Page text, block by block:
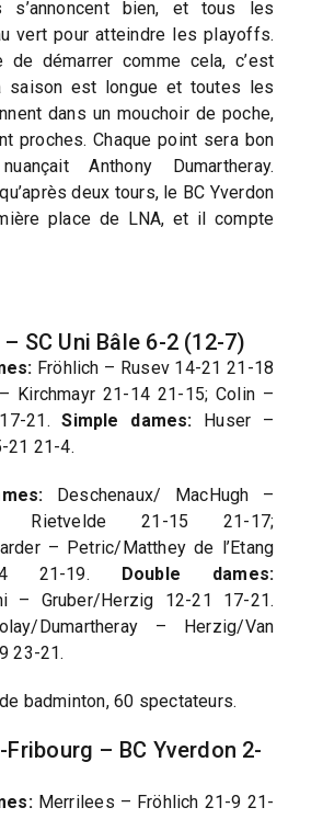
s’annoncent bien, et tous les
vert pour atteindre les playoffs.
de démarrer comme cela, c’est
saison est longue et toutes les
dans un mouchoir de poche,
proches. Chaque point sera bon
Anthony Dumartheray.
deux tours, le BC Yverdon
place de LNA, et il compte
SC Uni Bâle 6-2 (12-7)
Fröhlich – Rusev 14-21 21-18
Kirchmayr 21-14 21-15; Colin –
21.Simple dames: Huser –
21 21-4.
Deschenaux/ MacHugh –
Rietvelde 21-15 21-17;
– Petric/Matthey de l’Etang
21-19. Double dames:
– Gruber/Herzig 12-21 17-21.
Dumartheray – Herzig/Van
23-21.
badminton, 60 spectateurs.
Fribourg – BC Yverdon 2-
Merrilees – Fröhlich 21-9 21-